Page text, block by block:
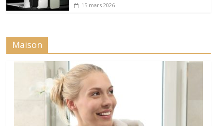
15 mars 2026
Maison